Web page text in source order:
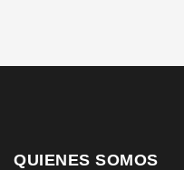
QUIENES SOMOS